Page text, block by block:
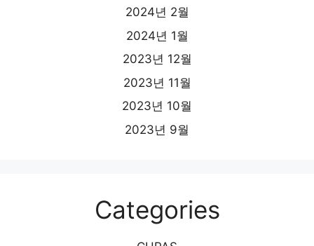
2024년 2월
2024년 1월
2023년 12월
2023년 11월
2023년 10월
2023년 9월
Categories